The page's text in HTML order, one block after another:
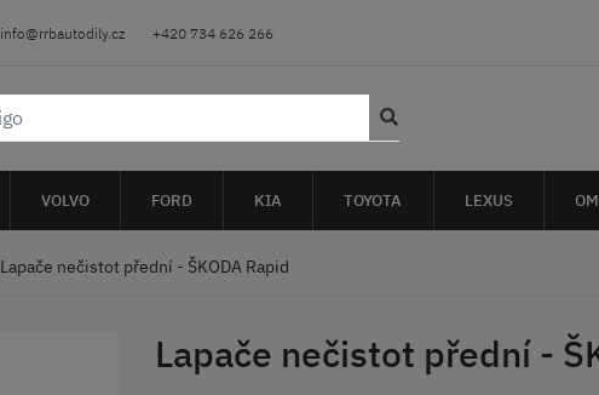
info@rrbautodily.cz +420 734 626 266
VOLVO FORD KIA TOYOTA LEXUS
Lapače nečistot přední - ŠKODA Rapid
Lapače nečistot přední -